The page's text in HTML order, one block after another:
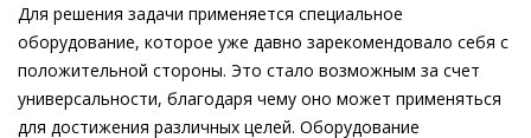
Для решения задачи применяется специальное
оборудование, которое уже давно зарекомендовало себя с
положительной стороны. Это стало возможным за счет
универсальности, благодаря чему оно может применяться
для достижения различных целей. Оборудование